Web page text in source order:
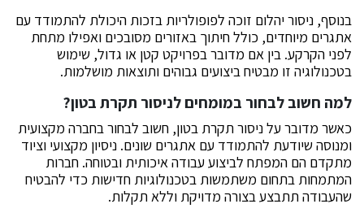
בנוסף, ניסור יהלום זוכה לפופולריות בזכות היכולת להתמודד עם
אתגרים מיוחדים, כולל חיתוך באזורים מסובכים ואפילו מתחת
לפני הקרקע. בין אם מדובר בפרויקט קטן או גדול, שימוש
בטכנולוגיה זו מבטיח ביצועים גבוהים ותוצאות מושלמות.
למה חשוב לבחור במומחים לניסור תקרת בטון?
כאשר מדובר עלניסור תקרת בטון, חשוב לבחור בחברה מקצועית
ומנוסה שיודעת להתמודד עם אתגרים שונים. ניסיון מקצועי וציוד
מתקדם הם המפתח לביצוע עבודה איכותית ובטוחה. חברות
המתמחות בתחום משתמשות בטכנולוגיות חדישות כדי להבטיח
שהעבודה תתבצע בצורה מדויקת וללא תקלות.